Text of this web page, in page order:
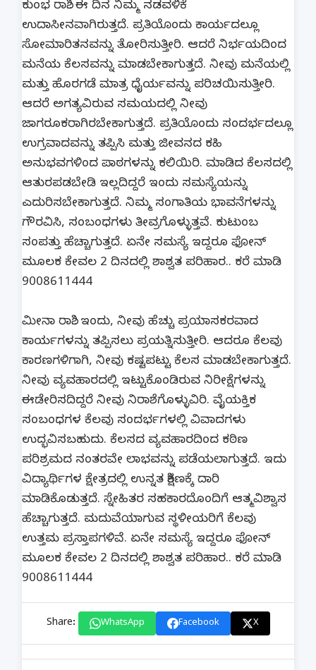
ಕುಂಭ ರಾಶಿ.. ಈ ದಿನ ನಿಮ್ಮ ನಡವಳಿಕೆ
ಉದಾಸೀನವಾಗಿರುತ್ತದೆ. ಪ್ರತಿಯೊಂದು ಕಾರ್ಯದಲ್ಲೂ
ಸೋಮಾರಿತನವನ್ನು ತೋರಿಸುತ್ತೀರಿ. ಆದರೆ ನಿರ್ಭಯದಿಂದ
ಮನೆಯ ಕೆಲಸವನ್ನು ಮಾಡಬೇಕಾಗುತ್ತದೆ. ನೀವು ಮನೆಯಲ್ಲಿ
ಮತ್ತು ಹೊರಗಡೆ ಮಾತ್ರ ಧೈರ್ಯವನ್ನು ಪರಿಚಯಿಸುತ್ತೀರಿ.
ಆದರೆ ಅಗತ್ಯವಿರುವ ಸಮಯದಲ್ಲಿ ನೀವು
ಜಾಗರೂಕರಾಗಿರಬೇಕಾಗುತ್ತದೆ. ಪ್ರತಿಯೊಂದು ಸಂದರ್ಭದಲ್ಲೂ
ಉಗ್ರವಾದವನ್ನು ತಪ್ಪಿಸಿ ಮತ್ತು ಜೀವನದ ಕಹಿ
ಅನುಭವಗಳಿಂದ ಪಾಠಗಳನ್ನು ಕಲಿಯಿರಿ. ಮಾಡಿದ ಕೆಲಸದಲ್ಲಿ
ಆತುರಪಡಬೇಡಿ ಇಲ್ಲದಿದ್ದರೆ ಇಂದು ಸಮಸ್ಯೆಯನ್ನು
ಎದುರಿಸಬೇಕಾಗುತ್ತದೆ. ನಿಮ್ಮ ಸಂಗಾತಿಯ ಭಾವನೆಗಳನ್ನು
ಗೌರವಿಸಿ, ಸಂಬಂಧಗಳು ತೀವ್ರಗೊಳ್ಳುತ್ತವೆ. ಕುಟುಂಬ
ಸಂಪತ್ತು ಹೆಚ್ಚಾಗುತ್ತದೆ. ಏನೇ ಸಮಸ್ಯೆ ಇದ್ದರೂ ಫೋನ್
ಮೂಲಕ ಕೇವಲ 2 ದಿನದಲ್ಲಿ ಶಾಶ್ವತ ಪರಿಹಾರ.. ಕರೆ ಮಾಡಿ
9008611444
ಮೀನಾ ರಾಶಿ.. ಇಂದು, ನೀವು ಹೆಚ್ಚು ಪ್ರಯಾಸಕರವಾದ
ಕಾರ್ಯಗಳನ್ನು ತಪ್ಪಿಸಲು ಪ್ರಯತ್ನಿಸುತ್ತೀರಿ. ಆದರೂ ಕೆಲವು
ಕಾರಣಗಳಿಗಾಗಿ, ನೀವು ಕಷ್ಟಪಟ್ಟು ಕೆಲಸ ಮಾಡಬೇಕಾಗುತ್ತದೆ.
ನೀವು ವ್ಯವಹಾರದಲ್ಲಿ ಇಟ್ಟುಕೊಂಡಿರುವ ನಿರೀಕ್ಷೆಗಳನ್ನು
ಈಡೇರಿಸದಿದ್ದರೆ ನೀವು ನಿರಾಶೆಗೊಳ್ಳುವಿರಿ. ವೈಯಕ್ತಿಕ
ಸಂಬಂಧಗಳ ಕೆಲವು ಸಂದರ್ಭಗಳಲ್ಲಿ ವಿವಾದಗಳು
ಉದ್ಭವಿಸಬಹುದು. ಕೆಲಸದ ವ್ಯವಹಾರದಿಂದ ಕಠಿಣ
ಪರಿಶ್ರಮದ ನಂತರವೇ ಲಾಭವನ್ನು ಪಡೆಯಲಾಗುತ್ತದೆ. ಇದು
ವಿದ್ಯಾರ್ಥಿಗಳ ಕ್ಷೇತ್ರದಲ್ಲಿ ಉನ್ನತ ಶಿಕ್ಷಣಕ್ಕೆ ದಾರಿ
ಮಾಡಿಕೊಡುತ್ತದೆ. ಸ್ನೇಹಿತರ ಸಹಕಾರದೊಂದಿಗೆ ಆತ್ಮವಿಶ್ವಾಸ
ಹೆಚ್ಚಾಗುತ್ತದೆ. ಮದುವೆಯಾಗುವ ಸ್ಥಳೀಯರಿಗೆ ಕೆಲವು
ಉತ್ತಮ ಪ್ರಸ್ತಾಪಗಳಿವೆ. ಏನೇ ಸಮಸ್ಯೆ ಇದ್ದರೂ ಫೋನ್
ಮೂಲಕ ಕೇವಲ 2 ದಿನದಲ್ಲಿ ಶಾಶ್ವತ ಪರಿಹಾರ.. ಕರೆ ಮಾಡಿ
9008611444
Share: WhatsApp Facebook X